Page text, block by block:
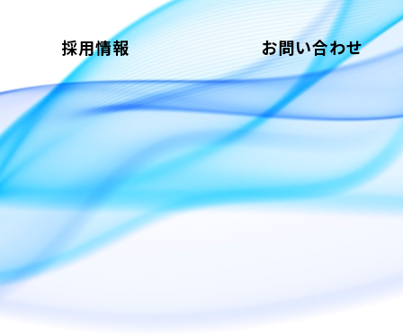
採用情報 お問い合わせ